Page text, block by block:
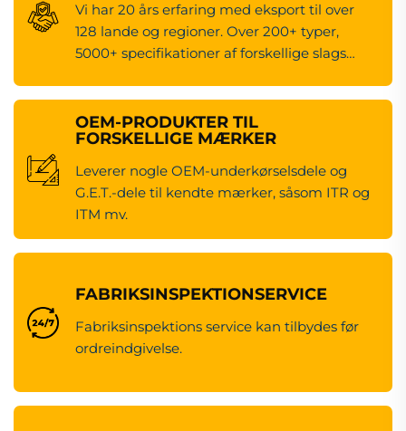
Vi har 20 års erfaring med eksport til over
128 lande og regioner. Over 200+ typer,
5000+ specifikationer af forskellige slags
OEM-PRODUKTER TIL
FORSKELLIGE MÆRKER
Leverer nogle OEM-underkørselsdele og
G.E.T.-dele til kendte mærker, såsom ITR og
ITM mv.
FABRIKSINSPEKTIONSERVICE
Fabriksinspektions service kan tilbydes før
ordreindgivelse.